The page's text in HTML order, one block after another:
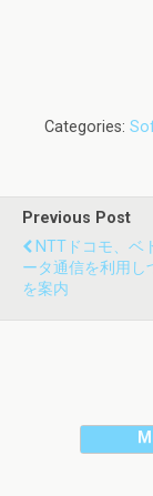
Categories:
Previous Post
NTTドコモ、ベ
ータ通信を利用し
を案内